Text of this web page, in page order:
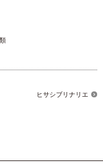
ヒサシブリナリエ